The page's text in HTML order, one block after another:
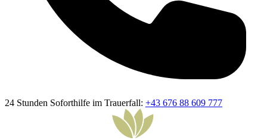
24 Stunden Soforthilfe im Trauerfall: +43 676 88 609 777